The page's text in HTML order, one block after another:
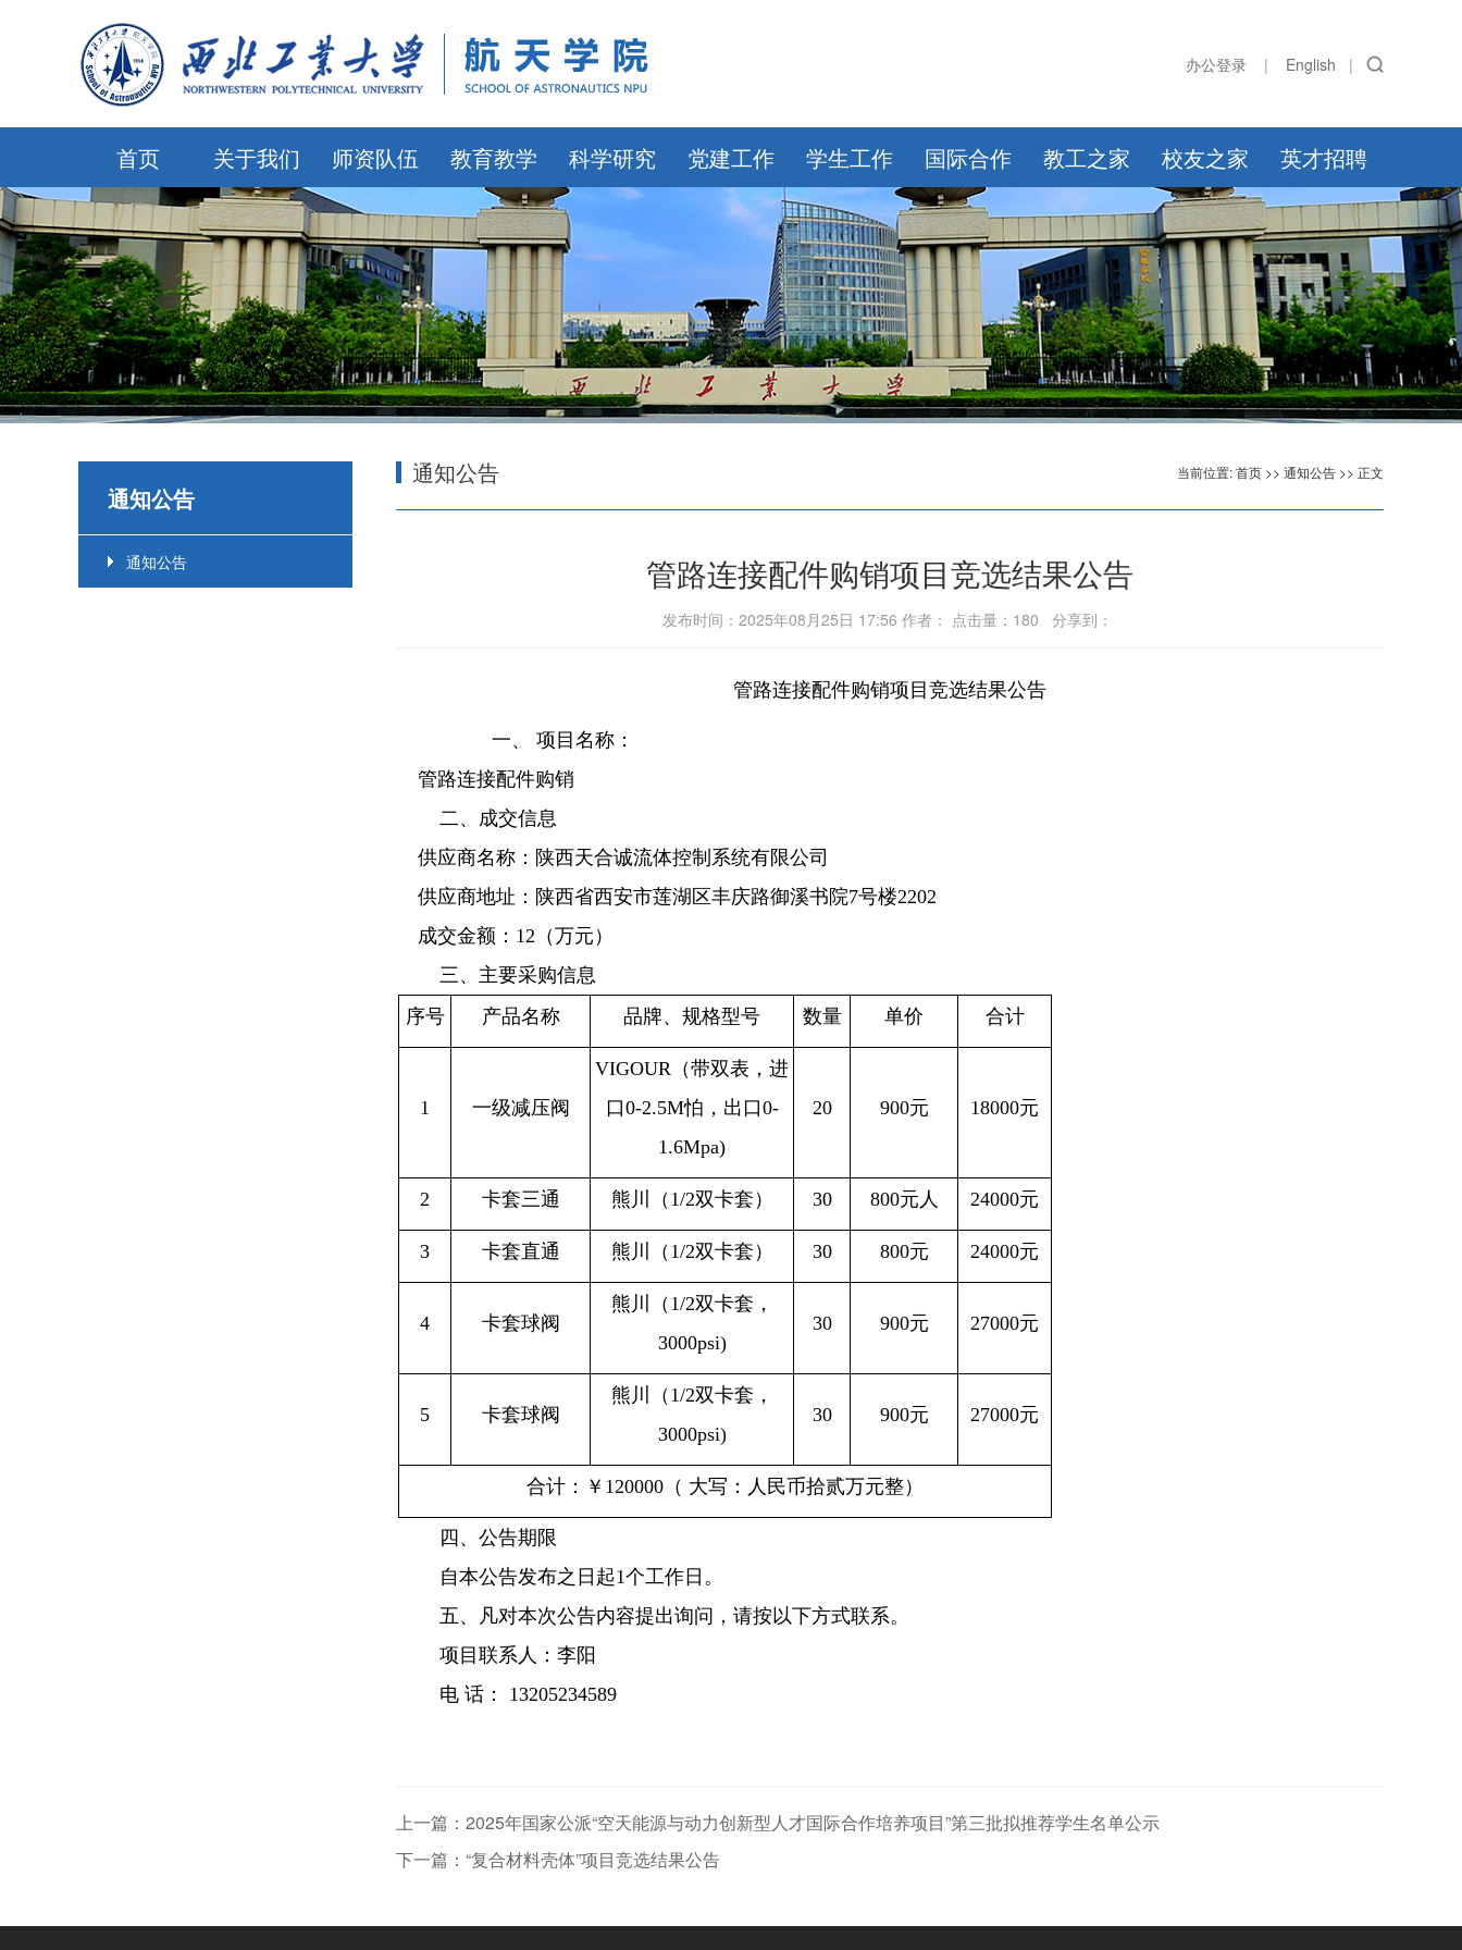
办公登录 | English |
首页 关于我们 师资队伍 教育教学 科学研究 党建工作 学生工作 国际合作 教工之家 校友之家 英才招聘
通知公告
通知公告
通知公告 当前位置:首页 >> 通知公告 >> 正文
管路连接配件购销项目竞选结果公告
发布时间：2025年08月25日 17:56 作者： 点击量： 180 分享到：
管路连接配件购销项目竞选结果公告
一、 项目名称：
管路连接配件购销
二、成交信息
供应商名称：陕西天合诚流体控制系统有限公司
供应商地址：陕西省西安市莲湖区丰庆路御溪书院7号楼2202
成交金额： 12 （万元）
三、主要采购信息
序号
产品名称 品牌、规格型号 数量 单价 合计
1 一级减压阀
VIGOUR （带双表，进
口0-2.5M怕，出口0-
1.6Mpa)
20 900元 18000元
2 卡套三通 熊川（ 1/2双卡套） 30 800元人 24000元
3 卡套直通 熊川（ 1/2双卡套） 30 800元 24000元
4 卡套球阀
熊川（ 1/2双卡套，
3000psi)
30 900元 27000元
5 卡套球阀
熊川（ 1/2双卡套，
3000psi)
30 900元 27000元
合计 ： ￥ 120000 （ 大写：人民币拾贰万元整）
四、公告期限
自本公告发布之日起1个工作日。
五、凡对本次公告内容提出询问，请按以下方式联系。
项目联系人：李阳
电 话： 13205234589
上一篇：2025年国家公派“空天能源与动力创新型人才国际合作培养项目”第三批拟推荐学生名单公示
下一篇：“复合材料壳体”项目竞选结果公告